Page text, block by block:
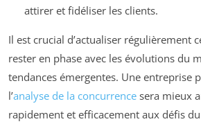
attirer et fidéliser les clients.
Il est crucial d’actualiser régulièrement
rester en phase avec les évolutions du
tendances émergentes. Une entreprise
l’analyse de la concurrence sera mieux
rapidement et efficacement aux défis